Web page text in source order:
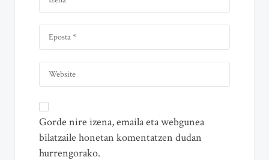
Gorde nire izena, emaila eta webgunea
bilatzaile honetan komentatzen dudan
hurrengorako.